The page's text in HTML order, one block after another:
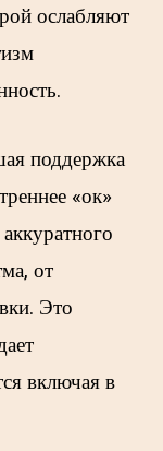
ослабляют
поддержка
«ок»
от
Это
включая в